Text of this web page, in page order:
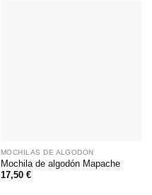
MOCHILAS DE ALGODÓN
Mochila de algodón Mapache
17,50 €